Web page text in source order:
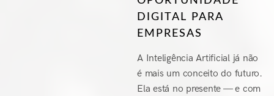
DIGITAL PARA
EMPRESAS
A Inteligência Artificial já não
é mais um conceito do futuro.
Ela está no presente — e com